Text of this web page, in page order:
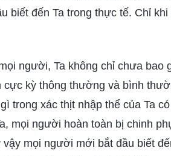
biết đến Ta trong thực tế. Chỉ
người, Ta không chỉ chưa
cực kỳ thông thường và bình
trong xác thịt nhập thể của Ta
mọi người hoàn toàn bị chinh
vậy mọi người mới bắt đầu biết